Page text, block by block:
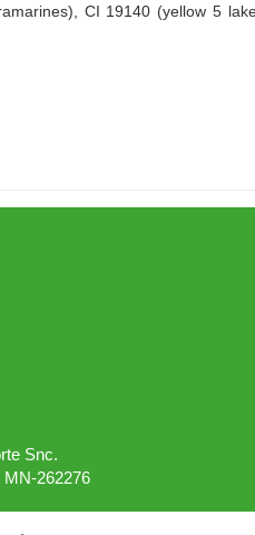
CI 19140 (yellow 5
Snc.
MN-262276